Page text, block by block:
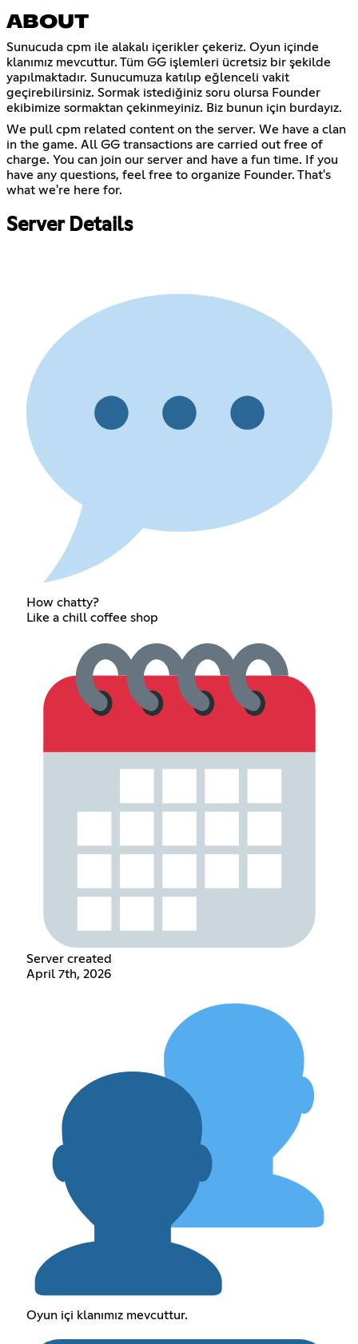
ABOUT
Sunucuda cpm ile alakalı içerikler çekeriz. Oyun içinde
klanımız mevcuttur. Tüm GG işlemleri ücretsiz bir şekilde
yapılmaktadır. Sunucumuza katılıp eğlenceli vakit
geçirebilirsiniz. Sormak istediğiniz soru olursa Founder
ekibimize sormaktan çekinmeyiniz. Biz bunun için burdayız.
We pull cpm related content on the server. We have a clan
in the game. All GG transactions are carried out free of
charge. You can join our server and have a fun time. If you
have any questions, feel free to organize Founder. That's
what we're here for.
Server Details
How chatty?
Like a chill coffee shop
Server created
April 7th, 2026
Oyun içi klanımız mevcuttur.